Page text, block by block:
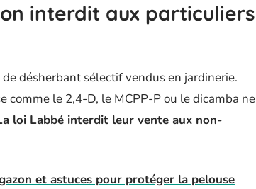
interdit aux particuliers
désherbant sélectif vendus en jardinerie.
comme le 2,4-D, le MCPP-P ou le dicamba ne
loi Labbé interdit leur vente aux non-
et astuces pour protéger la pelouse